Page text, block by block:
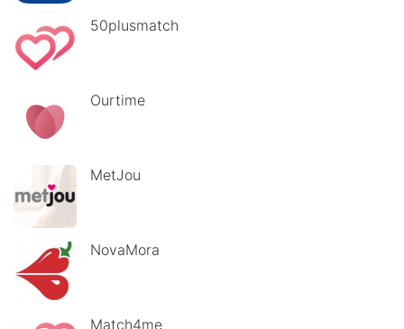
50plusmatch
Ourtime
MetJou
NovaMora
Match4me